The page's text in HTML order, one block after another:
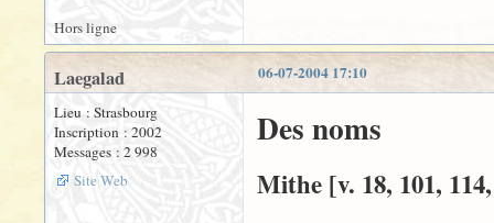
Hors ligne
06-07-2004 17:10
Laegalad
Lieu : Strasbourg
Inscription : 2002
Messages : 2 998
Site Web
Des noms
Mithe [v. 18, 101,